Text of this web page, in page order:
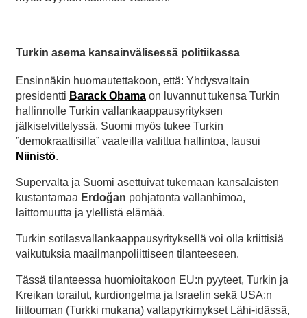
Turkin asema kansainvälisessä politiikassa
Ensinnäkin huomautettakoon, että: Yhdysvaltain
presidentti Barack Obama on luvannut tukensa Turkin
hallinnolle Turkin vallankaappausyrityksen
jälkiselvittelyssä. Suomi myös tukee Turkin
”demokraattisilla” vaaleilla valittua hallintoa, lausui
Niinistö.
Supervalta ja Suomi asettuivat tukemaan kansalaisten
kustantamaa Erdoğan pohjatonta vallanhimoa,
laittomuutta ja ylellistä elämää.
Turkin sotilasvallankaappausyrityksellä voi olla kriittisiä
vaikutuksia maailmanpoliittiseen tilanteeseen.
Tässä tilanteessa huomioitakoon EU:n pyyteet, Turkin ja
Kreikan torailut, kurdiongelma ja Israelin sekä USA:n
liittouman (Turkki mukana) valtapyrkimykset Lähi-idässä,